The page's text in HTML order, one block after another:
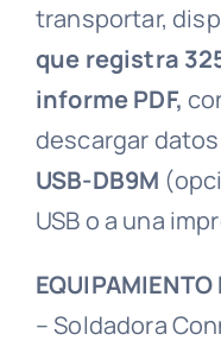
transportar,
que registra
informe PDF,
descargar
USB-DB9M
USB o a una
EQUIPAMIENTO
– Soldadora